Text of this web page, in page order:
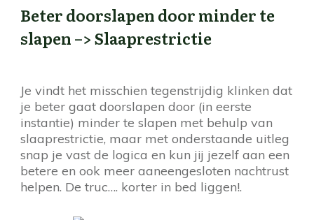
Beter doorslapen door minder te
slapen –> Slaaprestrictie
Je vindt het misschien tegenstrijdig klinken dat
je beter gaat doorslapen door (in eerste
instantie) minder te slapen met behulp van
slaaprestrictie, maar met onderstaande uitleg
snap je vast de logica en kun jij jezelf aan een
betere en ook meer aaneengesloten nachtrust
helpen. De truc…. korter in bed liggen!.